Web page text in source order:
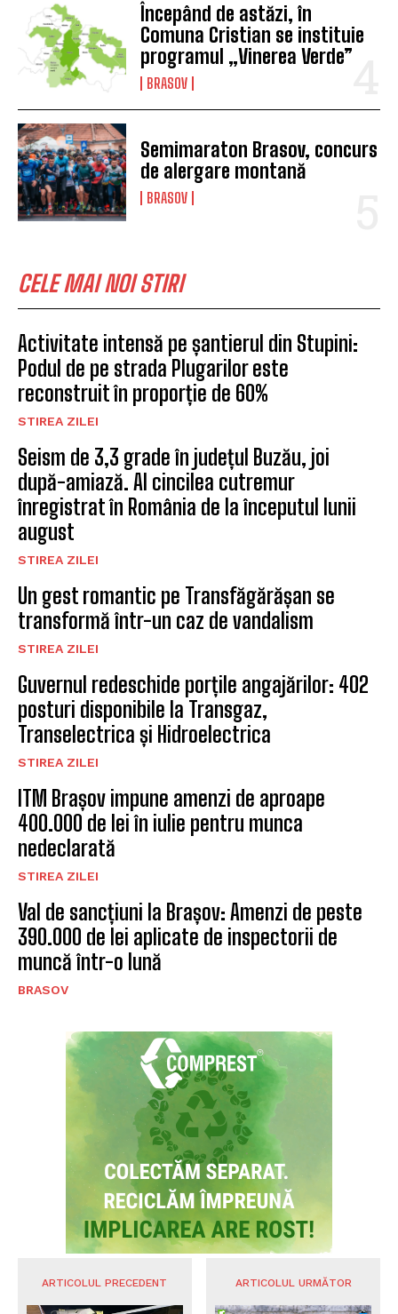
Începând de astăzi, în
Comuna Cristian se instituie
programul „Vinerea Verde”
BRASOV
Semimaraton Brasov, concurs
de alergare montană
BRASOV
CELE MAI NOI STIRI
Activitate intensă pe șantierul din Stupini:
Podul de pe strada Plugarilor este
reconstruit în proporție de 60%
STIREA ZILEI
Seism de 3,3 grade în județul Buzău, joi
după-amiază. Al cincilea cutremur
înregistrat în România de la începutul lunii
august
STIREA ZILEI
Un gest romantic pe Transfăgărășan se
transformă într-un caz de vandalism
STIREA ZILEI
Guvernul redeschide porțile angajărilor: 402
posturi disponibile la Transgaz,
Transelectrica și Hidroelectrica
STIREA ZILEI
ITM Brașov impune amenzi de aproape
400.000 de lei în iulie pentru munca
nedeclarată
STIREA ZILEI
Val de sancțiuni la Brașov: Amenzi de peste
390.000 de lei aplicate de inspectorii de
muncă într-o lună
BRASOV
ARTICOLUL PRECEDENT ARTICOLUL URMĂTOR